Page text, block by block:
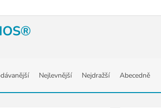
Nejlevnější Nejdražší Abecedně